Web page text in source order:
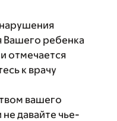
Вашего ребенка
отмечается
к врачу
вашего
давайте чье-